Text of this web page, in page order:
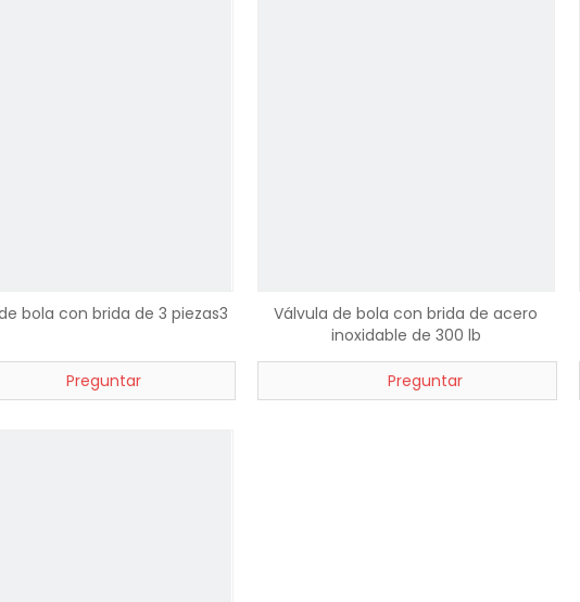
bola con brida de 3 piezas3
Preguntar
Válvula de bola con brida de acero
inoxidable de 300 lb
Preguntar